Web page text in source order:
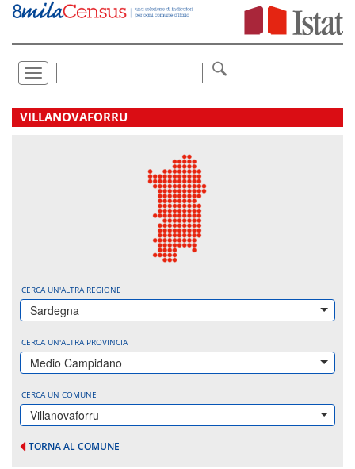
Vai
direttamente
Toggle
navigation
.
VILLANOVAFORRU
CERCA UN'ALTRA REGIONE
Sardegna
CERCA UN'ALTRA PROVINCIA
Medio Campidano
CERCA UN COMUNE
Villanovaforru
TORNA AL COMUNE